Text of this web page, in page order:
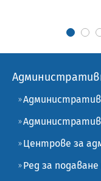
Центрове за
Ред за